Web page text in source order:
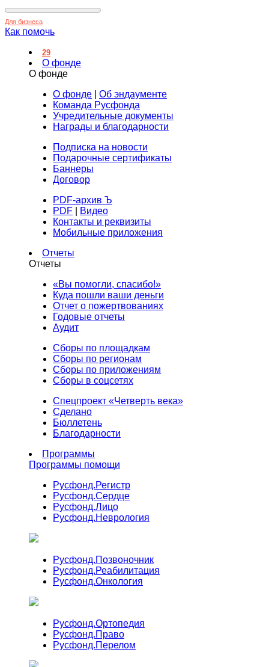
Для бизнеса
Как помочь
29
О фонде
О фонде
О фонде
Об эндаументе
Команда Русфонда
Учредительные документы
Награды и благодарности
Подписка на новости
Подарочные сертификаты
Баннеры
Договор
PDF-архив Ъ
PDF
Видео
Контакты и реквизиты
Мобильные приложения
Отчеты
Отчеты
«Вы помогли, спасибо!»
Куда пошли ваши деньги
Отчет о пожертвованиях
Годовые отчеты
Аудит
Сборы по площадкам
Сборы по регионам
Сборы по приложениям
Сборы в соцсетях
Спецпроект «Четверть века»
Сделано
Бюллетень
Благодарности
Программы
Программы помощи
Русфонд.Регистр
Русфонд.Сердце
Русфонд.Лицо
Русфонд.Неврология
Русфонд.Позвоночник
Русфонд.Реабилитация
Русфонд.Онкология
Русфонд.Ортопедия
Русфонд.Право
Русфонд.Перелом